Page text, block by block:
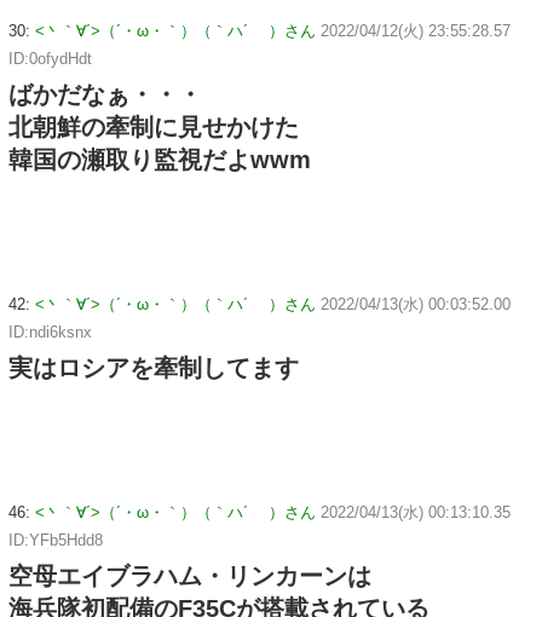
30: <丶｀∀´>（´・ω・｀）（｀ハ´ ）さん 2022/04/12(火) 23:55:28.57
ID:0ofydHdt
ばかだなぁ・・・
北朝鮮の牽制に見せかけた
韓国の瀬取り監視だよwwm
42: <丶｀∀´>（´・ω・｀）（｀ハ´ ）さん 2022/04/13(水) 00:03:52.00
ID:ndi6ksnx
実はロシアを牽制してます
46: <丶｀∀´>（´・ω・｀）（｀ハ´ ）さん 2022/04/13(水) 00:13:10.35
ID:YFb5Hdd8
空母エイブラハム・リンカーンは
海兵隊初配備のF35Cが搭載されている